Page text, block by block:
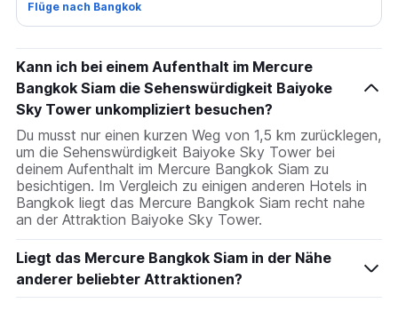
Flüge nach Bangkok
Kann ich bei einem Aufenthalt im Mercure
Bangkok Siam die Sehenswürdigkeit Baiyoke
Sky Tower unkompliziert besuchen?
Du musst nur einen kurzen Weg von 1,5 km zurücklegen,
um die Sehenswürdigkeit Baiyoke Sky Tower bei
deinem Aufenthalt im Mercure Bangkok Siam zu
besichtigen. Im Vergleich zu einigen anderen Hotels in
Bangkok liegt das Mercure Bangkok Siam recht nahe
an der Attraktion Baiyoke Sky Tower.
Liegt das Mercure Bangkok Siam in der Nähe
anderer beliebter Attraktionen?